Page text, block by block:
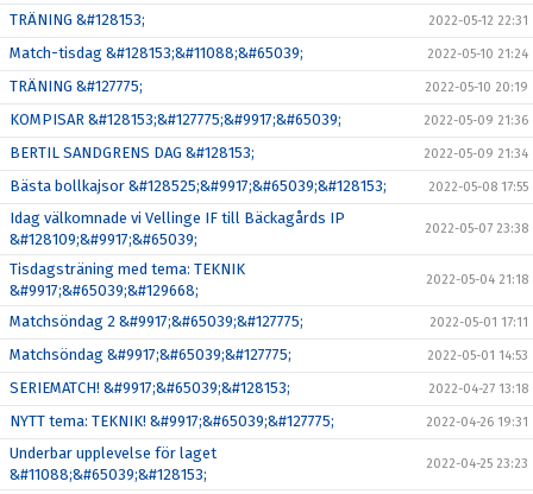
TRÄNING &#128153; 2022-05-12 22:31
Match-tisdag &#128153;&#11088;&#65039; 2022-05-10 21:24
TRÄNING &#127775; 2022-05-10 20:19
KOMPISAR &#128153;&#127775;&#9917;&#65039; 2022-05-09 21:36
BERTIL SANDGRENS DAG &#128153; 2022-05-09 21:34
Bästa bollkajsor &#128525;&#9917;&#65039;&#128153; 2022-05-08 17:55
Idag välkomnade vi Vellinge IF till Bäckagårds IP
&#128109;&#9917;&#65039;
2022-05-07 23:38
Tisdagsträning med tema: TEKNIK
&#9917;&#65039;&#129668;
2022-05-04 21:18
Matchsöndag 2 &#9917;&#65039;&#127775; 2022-05-01 17:11
Matchsöndag &#9917;&#65039;&#127775; 2022-05-01 14:53
SERIEMATCH! &#9917;&#65039;&#128153; 2022-04-27 13:18
NYTT tema: TEKNIK! &#9917;&#65039;&#127775; 2022-04-26 19:31
Underbar upplevelse för laget
&#11088;&#65039;&#128153;
2022-04-25 23:23